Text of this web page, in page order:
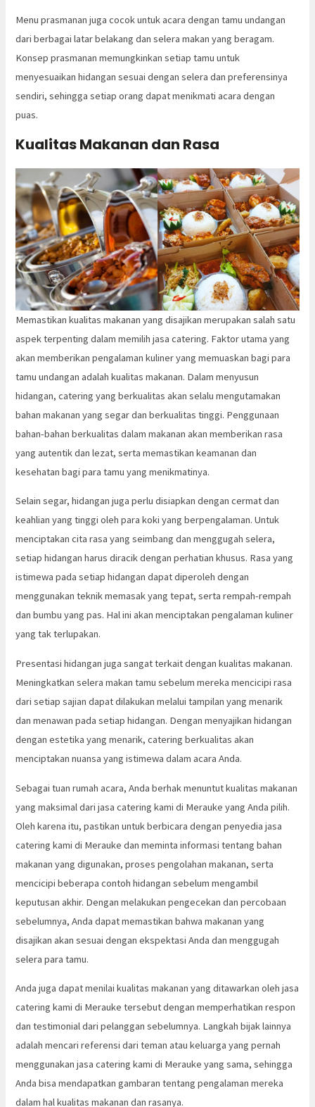
Menu prasmanan juga cocok untuk acara dengan tamu undangan
dari berbagai latar belakang dan selera makan yang beragam.
Konsep prasmanan memungkinkan setiap tamu untuk
menyesuaikan hidangan sesuai dengan selera dan preferensinya
sendiri, sehingga setiap orang dapat menikmati acara dengan
puas.
Kualitas Makanan dan Rasa
Memastikan kualitas makanan yang disajikan merupakan salah satu
aspek terpenting dalam memilih jasa catering. Faktor utama yang
akan memberikan pengalaman kuliner yang memuaskan bagi para
tamu undangan adalah kualitas makanan. Dalam menyusun
hidangan, catering yang berkualitas akan selalu mengutamakan
bahan makanan yang segar dan berkualitas tinggi. Penggunaan
bahan-bahan berkualitas dalam makanan akan memberikan rasa
yang autentik dan lezat, serta memastikan keamanan dan
kesehatan bagi para tamu yang menikmatinya.
Selain segar, hidangan juga perlu disiapkan dengan cermat dan
keahlian yang tinggi oleh para koki yang berpengalaman. Untuk
menciptakan cita rasa yang seimbang dan menggugah selera,
setiap hidangan harus diracik dengan perhatian khusus. Rasa yang
istimewa pada setiap hidangan dapat diperoleh dengan
menggunakan teknik memasak yang tepat, serta rempah-rempah
dan bumbu yang pas. Hal ini akan menciptakan pengalaman kuliner
yang tak terlupakan.
Presentasi hidangan juga sangat terkait dengan kualitas makanan.
Meningkatkan selera makan tamu sebelum mereka mencicipi rasa
dari setiap sajian dapat dilakukan melalui tampilan yang menarik
dan menawan pada setiap hidangan. Dengan menyajikan hidangan
dengan estetika yang menarik, catering berkualitas akan
menciptakan nuansa yang istimewa dalam acara Anda.
Sebagai tuan rumah acara, Anda berhak menuntut kualitas makanan
yang maksimal dari jasa catering kami di Merauke yang Anda pilih.
Oleh karena itu, pastikan untuk berbicara dengan penyedia jasa
catering kami di Merauke dan meminta informasi tentang bahan
makanan yang digunakan, proses pengolahan makanan, serta
mencicipi beberapa contoh hidangan sebelum mengambil
keputusan akhir. Dengan melakukan pengecekan dan percobaan
sebelumnya, Anda dapat memastikan bahwa makanan yang
disajikan akan sesuai dengan ekspektasi Anda dan menggugah
selera para tamu.
Anda juga dapat menilai kualitas makanan yang ditawarkan oleh jasa
catering kami di Merauke tersebut dengan memperhatikan respon
dan testimonial dari pelanggan sebelumnya. Langkah bijak lainnya
adalah mencari referensi dari teman atau keluarga yang pernah
menggunakan jasa catering kami di Merauke yang sama, sehingga
Anda bisa mendapatkan gambaran tentang pengalaman mereka
dalam hal kualitas makanan dan rasanya.